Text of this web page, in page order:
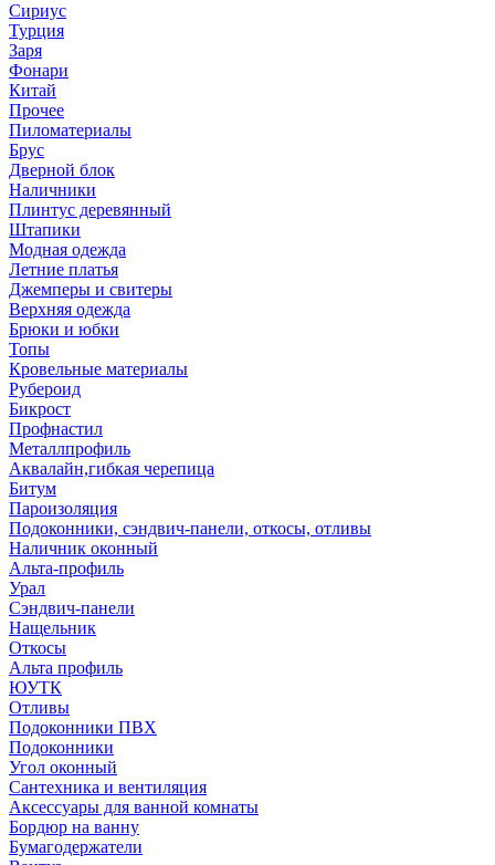
Сириус
Турция
Заря
Фонари
Китай
Прочее
Пиломатериалы
Брус
Дверной блок
Наличники
Плинтус деревянный
Штапики
Модная одежда
Летние платья
Джемперы и свитеры
Верхняя одежда
Брюки и юбки
Топы
Кровельные материалы
Рубероид
Бикрост
Профнастил
Металлпрофиль
Аквалайн,гибкая черепица
Битум
Пароизоляция
Подоконники, сэндвич-панели, откосы, отливы
Наличник оконный
Альта-профиль
Урал
Сэндвич-панели
Нащельник
Откосы
Альта профиль
ЮУТК
Отливы
Подоконники ПВХ
Подоконники
Угол оконный
Сантехника и вентиляция
Аксессуары для ванной комнаты
Бордюр на ванну
Бумагодержатели